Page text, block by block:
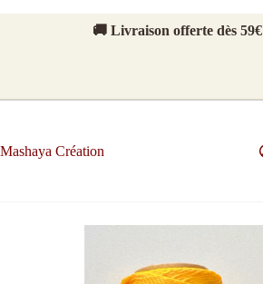
🚚 Livraison offerte dès 59€
Mashaya Création